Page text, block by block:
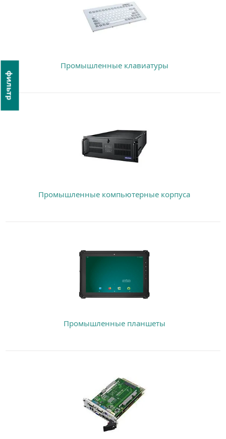
фильтр
Промышленные клавиатуры
Промышленные компьютерные корпуса
Промышленные планшеты